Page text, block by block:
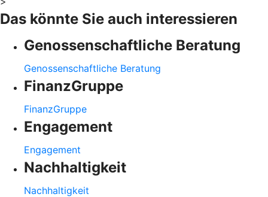
Das könnte Sie auch interessieren
Genossenschaftliche Beratung
Genossenschaftliche Beratung
FinanzGruppe
FinanzGruppe
Engagement
Engagement
Nachhaltigkeit
Nachhaltigkeit